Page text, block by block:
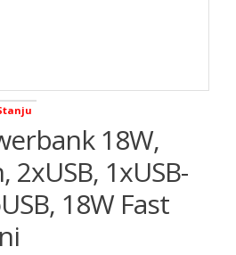
18W,
2xUSB, 1xUSB-
18W Fast